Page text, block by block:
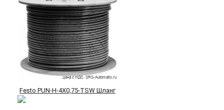
Festo PUN-H-4X0,75-TSW Шланг